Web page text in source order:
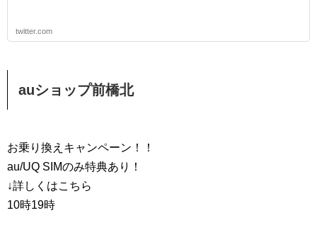
twitter.com
auショップ前橋北
お乗り換えキャンペーン！！
au/UQ SIMのみ特典あり！
↓詳しくはこちら
10時19時